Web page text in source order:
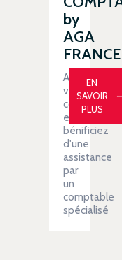
by
AGA
FRANCE
Automatiser
votre
comptabilité
et
bénificiez
d'une
assistance
par
un
comptable
spécialisé
EN
SAVOIR
PLUS